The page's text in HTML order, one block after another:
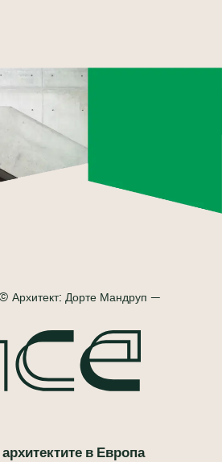
Архитект: Дорте Мандруп —
в Европа